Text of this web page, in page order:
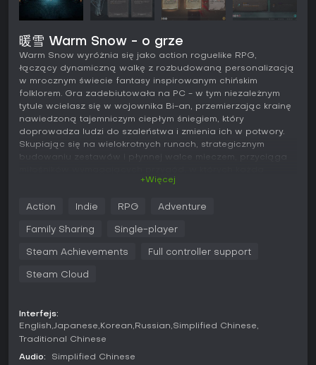
暖雪 Warm Snow - o grze
Warm Snow wyróżnia się jako action roguelike RPG,
łączący dynamiczną walkę z rozbudowaną personalizacją
w mrocznym świecie fantasy inspirowanym chińskim
folklorem. Gra zadebiutowała na PC - w tym niezależnym
tytule wcielasz się w wojownika Bi-an, przemierzając krainę
nawiedzoną tajemniczym ciepłym śniegiem, który
doprowadza ludzi do szaleństwa i zmienia ich w potwory.
Skupiając się na wielokrotnych runach, strategicznym
budowaniu zestawów i płynnej walce mieczem, przyciąga
decyzja kształtuje trasę przez losowo generowane poziomy.
Główkowanie
W sercu Warm Snow bije szybka akcja, w której sterujesz Bi-
wrogów i potężnymi bossami. System walki stawia na
podstawową bronią jest miecz wzmacniany unikalnym
niszczycielskie kombinacje. Relikwie odgrywają kluczową
rolę, udzielając bonusów, które zmieniają twoje zdolności w
każdej runie.
+Więcej
Action Indie RPG Adventure
Family Sharing Single-player
Steam Achievements Full controller support
Steam Cloud
Interfejs:
English Japanese Korean Russian Simplified Chinese
Traditional Chinese
Audio: Simplified Chinese